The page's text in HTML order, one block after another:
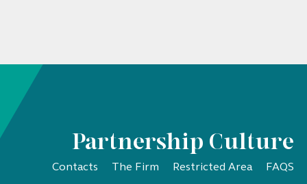
Partnership Culture
Contacts The Firm Restricted Area FAQS